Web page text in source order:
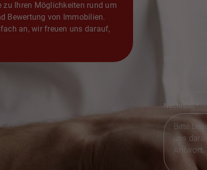
zu Ihren Möglichkeiten rund um
Bewertung von Immobilien.
an, wir freuen uns darauf,
Nachricht*